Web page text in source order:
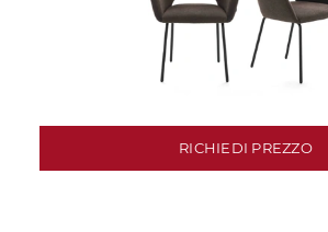
RICHIEDI PREZZO